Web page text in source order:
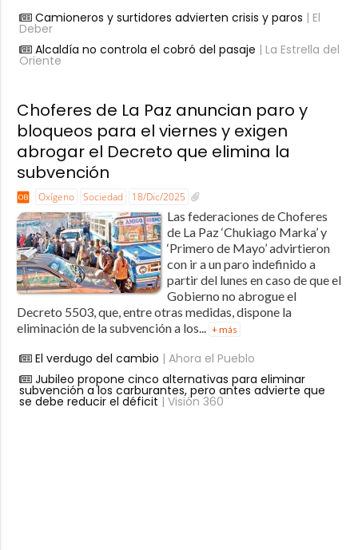
Camioneros y surtidores advierten crisis y paros | El
Deber
Alcaldía no controla el cobró del pasaje | La Estrella del
Oriente
Choferes de La Paz anuncian paro y
bloqueos para el viernes y exigen
abrogar el Decreto que elimina la
subvención
Oxígeno Sociedad 18/Dic/2025
Las federaciones de Choferes
de La Paz ‘Chukiago Marka’ y
‘Primero de Mayo’ advirtieron
con ir a un paro indefinido a
partir del lunes en caso de que el
Gobierno no abrogue el
Decreto 5503, que, entre otras medidas, dispone la
eliminación de la subvención a los... + más
El verdugo del cambio | Ahora el Pueblo
Jubileo propone cinco alternativas para eliminar
subvención a los carburantes, pero antes advierte que
se debe reducir el déficit | Visión 360